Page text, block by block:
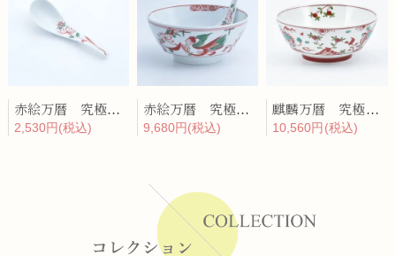
赤絵万暦 究極のレンゲ
2,530円(税込)
赤絵万暦 究極のラーメン鉢レンゲセット
9,680円(税込)
麒麟万暦 究極のラーメン鉢
10,560円(税込)